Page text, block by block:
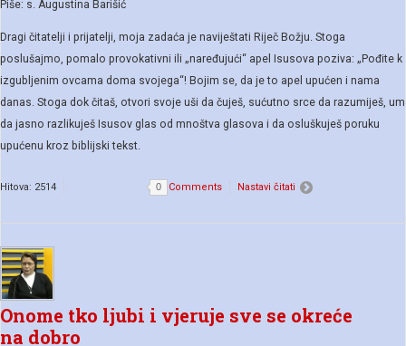
Piše: s. Augustina Barišić
Dragi čitatelji i prijatelji, moja zadaća je naviještati Riječ Božju. Stoga
poslušajmo, pomalo provokativni ili „naređujući“ apel Isusova poziva: „Pođite k
izgubljenim ovcama doma svojega“! Bojim se, da je to apel upućen i nama
danas. Stoga dok čitaš, otvori svoje uši da čuješ, sućutno srce da razumiješ, um
da jasno razlikuješ Isusov glas od mnoštva glasova i da osluškuješ poruku
upućenu kroz biblijski tekst.
Comments Nastavi čitati
Hitova: 2514 0
Onome tko ljubi i vjeruje sve se okreće
na dobro